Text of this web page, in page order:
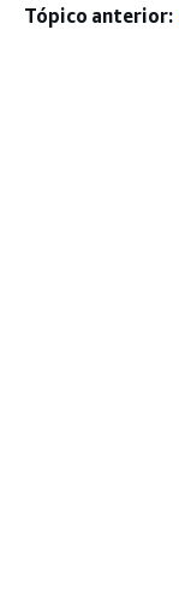
Tópico anterior: